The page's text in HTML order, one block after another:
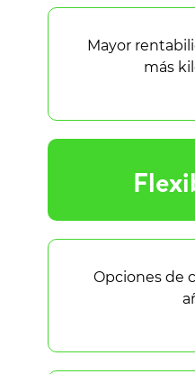
Opciones de
Mayor
más